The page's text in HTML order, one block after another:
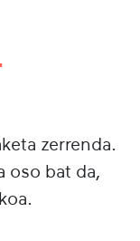
zerrenda.
oso bat da,